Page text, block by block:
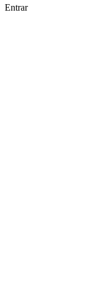
Entrar